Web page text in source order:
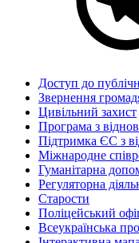
Доступ до
Звернення
Цивільний захист
Програма з
Підтримка ЄС з
Міжнародне
Гуманітарна
Регуляторна
Старости
Поліцейський
Всеукраїнська